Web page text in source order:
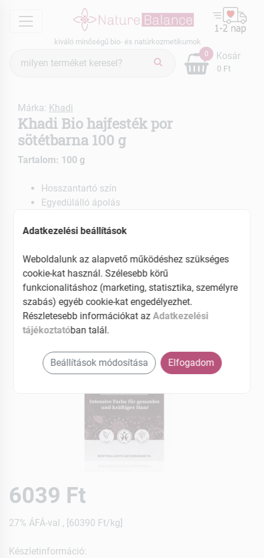
menu
kiváló minőségű bio- és natúrkozmetikumok
keresés
0
0 Ft
Kosár
Márka: Khadi
Khadi Bio hajfesték por
sötétbarna 100 g
Tartalom: 100 g
Hosszantartó szín
Egyedülálló ápolás
6039 Ft
27% ÁFÁ-val , [60390 Ft/kg]
Készletinformáció:
Adatkezelési beállítások
Weboldalunk az alapvető működéshez szükséges
cookie-kat használ. Szélesebb körű
funkcionalitáshoz (marketing, statisztika, személyre
szabás) egyéb cookie-kat engedélyezhet.
Részletesebb információkat az Adatkezelési
tájékoztatóban talál.
Beállítások módosítása Elfogadom